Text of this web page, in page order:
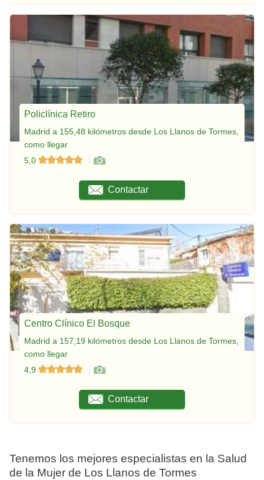
Policlínica Retiro
Madrid a 155,48 kilómetros desde Los Llanos de Tormes,
como llegar
5,0
Contactar
Centro Clínico El Bosque
Madrid a 157,19 kilómetros desde Los Llanos de Tormes,
como llegar
4,9
Contactar
Tenemos los mejores especialistas en la Salud
de la Mujer de Los Llanos de Tormes